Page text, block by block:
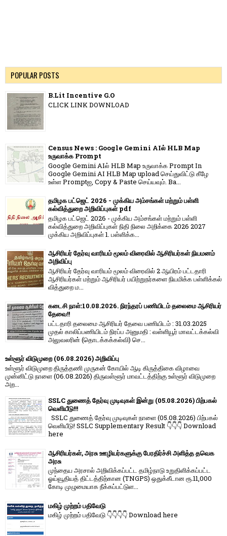
POPULAR POSTS
B.Lit Incentive G.O
CLICK LINK DOWNLOAD
Census News : Google Gemini AIல் HLB Map
உருவாக்க Prompt
Google Gemini AIல் HLB Map உருவாக்க Prompt In
Google Gemini AI HLB Map upload செய்துவிட்டு கீழே
உள்ள Promptஐ, Copy & Paste செய்யவும். Ba...
தமிழக பட்ஜெட் 2026 - முக்கிய அம்சங்கள் மற்றும் பள்ளி
கல்வித்துறை அறிவிப்புகள் pdf
தமிழக பட்ஜெட் 2026 - முக்கிய அம்சங்கள் மற்றும் பள்ளி
கல்வித்துறை அறிவிப்புகள் நிதி நிலை அறிக்கை 2026 2027
முக்கிய அறிவிப்புகள் 1. பள்ளிக்க...
ஆசிரியர் தேர்வு வாரியம் மூலம் விரைவில் ஆசிரியர்கள் நியமனம்
அறிவிப்பு
ஆசிரியர் தேர்வு வாரி​யம் மூலம் விரை​வில் 2 ஆயிரம் பட்​ட​தாரி
ஆசிரியர்​கள் மற்​றும் ஆசிரியர் பயிற்றுநர்​களை நியமிக்க பள்​ளிக்​கல்​
வித்​துறை ம...
கடைசி நாள்:10.08.2026. நிரந்தரப் பணியிடம் தலைமை ஆசிரியர்
தேவை!!
பட்டதாரி தலைமை ஆசிரியர் தேவை பணியிடம் : 31.03.2025
முதல் காலிப்பணியிடம் நிரப்ப அனுமதி : வள்ளியூர் மாவட்டக்கல்வி
அலுவலரின் (தொடக்கக்கல்வி) செ...
உள்ளூர் விடுமுறை (06.08.2026) அறிவிப்பு
உள்ளூர் விடுமுறை திருத்தணி முருகன் கோயில் ஆடி கிருத்திகை விழாவை
முன்னிட்டு நாளை (06.08.2026) திருவள்ளூர் மாவட்டத்திற்கு உள்ளூர் விடுமுறை
அற...
SSLC துணைத் தேர்வு முடிவுகள் இன்று (05.08.2026) பிற்பகல்
வெளியீடு!!!
SSLC துணைத் தேர்வு முடிவுகள் நாளை (05.08.2026) பிற்பகல்
வெளியீடு! SSLC Supplementary Result 👇👇👇 Download
here
ஆசிரியர்கள், அரசு ஊழியர்களுக்கு பேரதிர்ச்சி அளித்த தவெக
அரசு
முந்தைய அரசால் அறிவிக்கப்பட்ட தமிழ்நாடு உறுதிளிக்கப்பட்ட
ஓய்வூதியத் திட்டத்திற்கான (TNGPS) ஒதுக்கீடான ரூ.11,000
கோடி முழுமையாக நீக்கப்பட்டுள...
மகிழ் முற்றம் பதிவேடு
மகிழ் முற்றம் பதிவேடு 👇👇👇👇 Download here